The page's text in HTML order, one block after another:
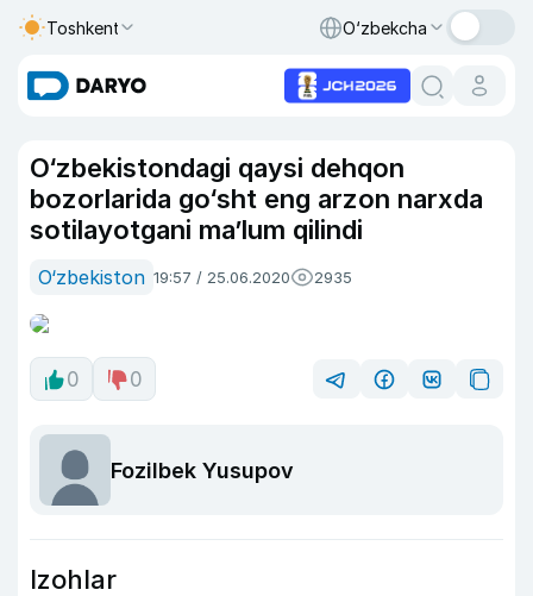
Toshkent O‘zbekcha
O‘zbekistondagi qaysi dehqon
bozorlarida go‘sht eng arzon narxda
sotilayotgani ma’lum qilindi
O‘zbekiston 19:57 / 25.06.2020 2935
0 0
Fozilbek Yusupov
Izohlar